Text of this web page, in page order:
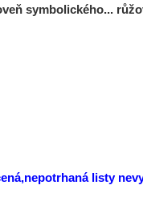
symbolického...
listy